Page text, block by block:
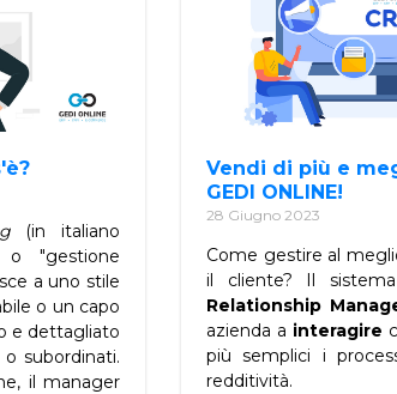
(in italiano
o "gestione
a uno stile
o un capo
e dettagliato
subordinati.
il manager
Vendi di più e
GEDI ONLINE!
28 Giugno 2023
Come gestire al
il cliente? Il
Relationship
azienda a interagire
più semplici i
redditività.